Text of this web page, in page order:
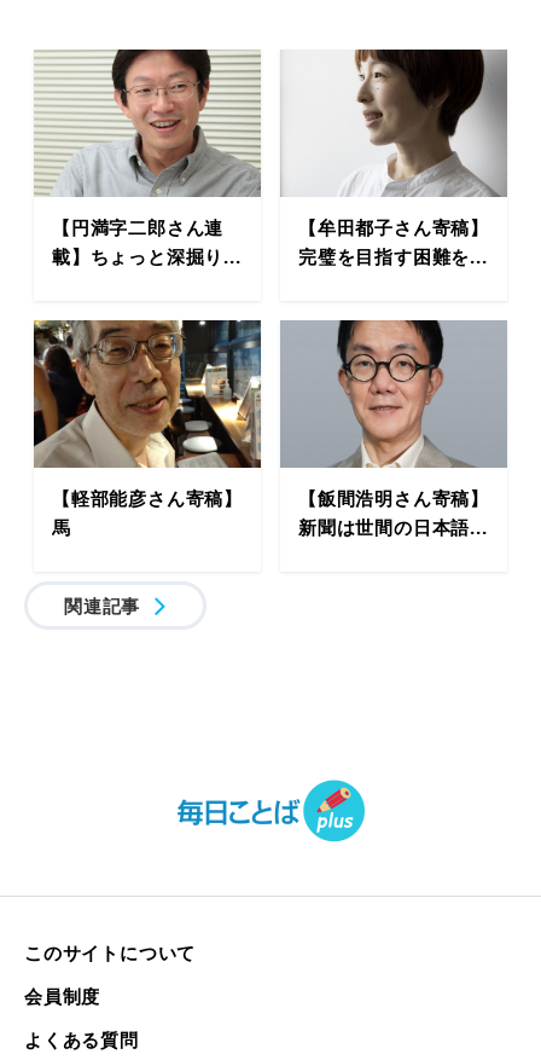
【円満字二郎さん連
載】ちょっと深掘り...
【牟田都子さん寄稿】
完璧を目指す困難を...
【軽部能彦さん寄稿】
馬
【飯間浩明さん寄稿】
新聞は世間の日本語...
関連記事
このサイトについて
会員制度
よくある質問